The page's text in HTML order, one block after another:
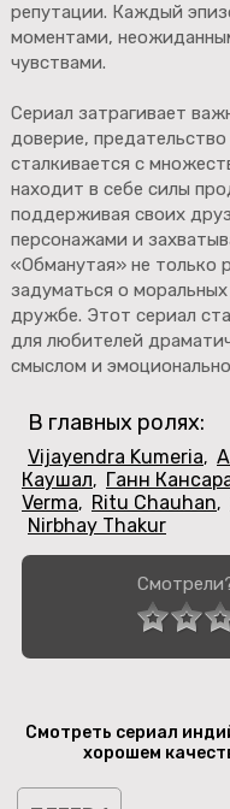
репутации. Каждый
моментами,
чувствами.
Сериал затрагивает
доверие,
сталкивается с
находит в себе силы
поддерживая своих
персонажами и
«Обманутая» не только
задуматься о
дружбе. Этот сериал
для любителей
смыслом и
В главных ролях:
Vijayendra Kumeria,
Каушал, Ганн
Verma, Ritu Chauhan,
Nirbhay Thakur
Смотреть сериал
хорошем